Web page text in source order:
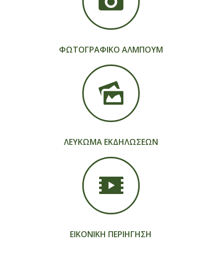
ΦΩΤΟΓΡΑΦΙΚΟ ΑΛΜΠΟΥΜ
ΛΕΥΚΩΜΑ ΕΚΔΗΛΩΣΕΩΝ
ΕΙΚΟΝΙΚΗ ΠΕΡΙΗΓΗΣΗ